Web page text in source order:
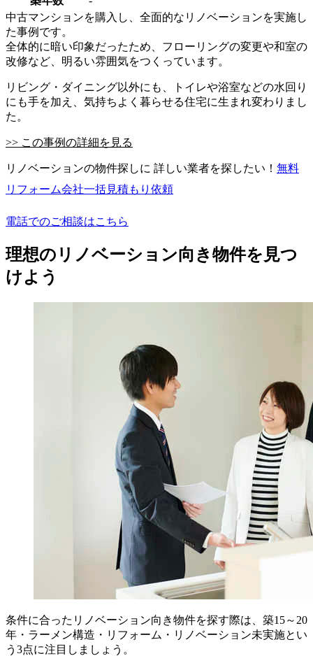
中古マンションを購入し、全面的なリノベーションを実施し
た事例です。
全体的に暗い印象だったため、フローリングの変更や和室の
改修など、明るい雰囲気をつくっています。
リビング・ダイニング以外にも、トイレや浴室などの水回り
にも手を加え、気持ちよく暮らせる住宅に生まれ変わりまし
た。
>> この事例の詳細を見る
リノベーションの物件探しに 詳しい業者を探したい！ 無料
リフォーム会社一括見積もり依頼
電話でのご相談はこちら
理想のリノベーション向き物件を見つ
けよう
条件に合ったリノベーション向き物件を探す際は、築15～20
年・ラーメン構造・リフォーム・リノベーション未実施とい
う3点に注目しましょう。